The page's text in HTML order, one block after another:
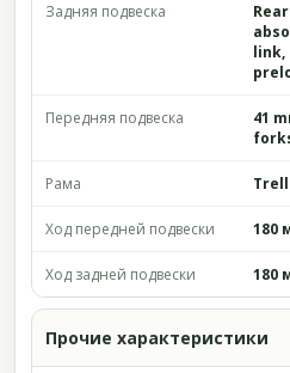
Задняя подвеска
link,
Передняя подвеска
41
Рама
Ход передней подвески 180
Ход задней подвески 180
Прочие характеристики